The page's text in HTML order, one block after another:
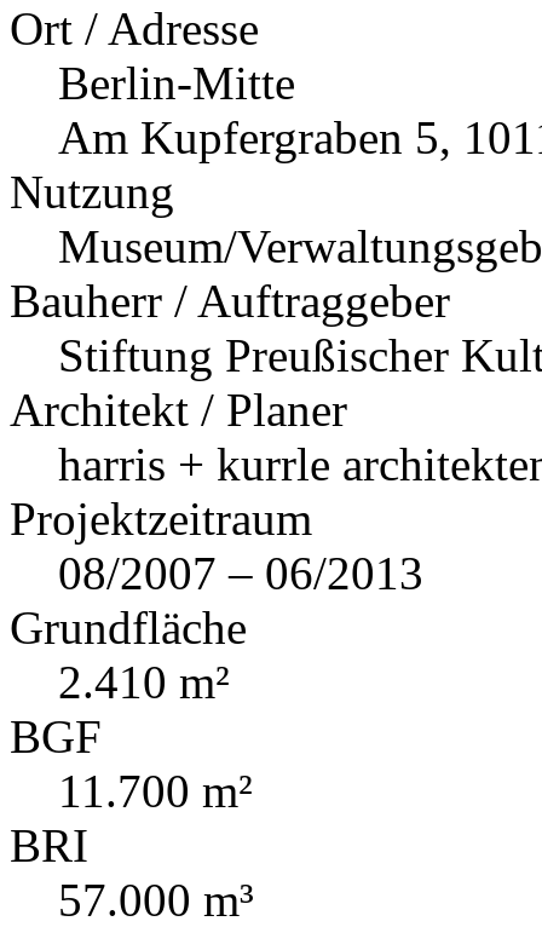
Ort / Adresse
Berlin-Mitte
Am Kupfergraben 5,
Nutzung
Museum/
Bauherr / Auftraggeber
Stiftung Preußischer
Architekt / Planer
harris + kurrle
Projektzeitraum
08/2007 – 06/2013
Grundfläche
2.410 m²
BGF
11.700 m²
BRI
57.000 m³